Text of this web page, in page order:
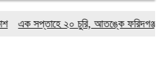
এক সপ্তাহে ২০ চুরি, আতঙ্কে ফরিদগঞ্জবাসী